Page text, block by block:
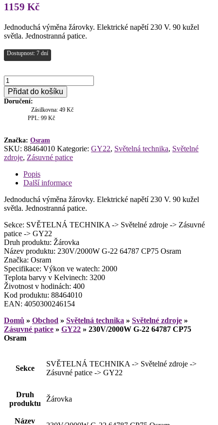
1159 Kč
Jednoduchá výměna žárovky. Elektrické napětí 230 V. 90 kužel
světla. Jednostranná patice.
Dostupnost: 7 dní
230V/2000W
G-
22
64787
Přidat do košíku
Doručení:
Zásilkovna: 49 Kč
PPL: 99 Kč
Značka: Osram
SKU: 88464010 Kategorie: GY22, Světelná technika, Světelné
zdroje, Zásuvné patice
Popis
Další informace
Jednoduchá výměna žárovky. Elektrické napětí 230 V. 90 kužel
světla. Jednostranná patice.
Sekce: SVĚTELNÁ TECHNIKA -> Světelné zdroje -> Zásuvné
patice -> GY22
Druh produktu: Žárovka
Název produktu: 230V/2000W G-22 64787 CP75 Osram
Značka: Osram
Specifikace: Výkon ve watech: 2000
Teplota barvy v Kelvinech: 3200
Životnost v hodinách: 400
Kod produktu: 88464010
EAN: 4050300246154
Domů » Obchod » Světelná technika » Světelné zdroje »
Zásuvné patice » GY22 » 230V/2000W G-22 64787 CP75
Osram
Sekce
SVĚTELNÁ TECHNIKA -> Světelné zdroje ->
Zásuvné patice -> GY22
Druh
produktu
Žárovka
Název